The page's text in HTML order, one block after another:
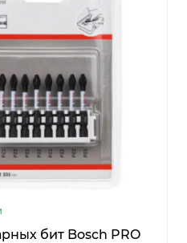
бит Bosch PRO